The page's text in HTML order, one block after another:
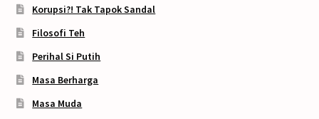
Korupsi?! Tak Tapok Sandal
Filosofi Teh
Perihal Si Putih
Masa Berharga
Masa Muda